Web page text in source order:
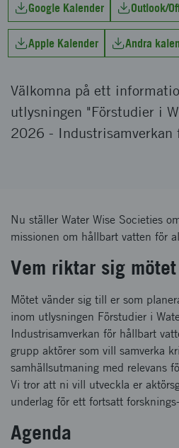
Google Kalender Outlook/
Apple Kalender Andra
Välkomna på ett
utlysningen "Förstudier i
2026 - Industrisamverkan
Nu ställer Water Wise Societies
missionen om hållbart vatten för
Vem riktar sig
Mötet vänder sig till er som
inom utlysningen Förstudier i
Industrisamverkan för hållbart
grupp aktörer som vill samverka
samhällsutmaning med relevans
Vi tror att ni vill utveckla er
underlag för ett fortsatt
Agenda